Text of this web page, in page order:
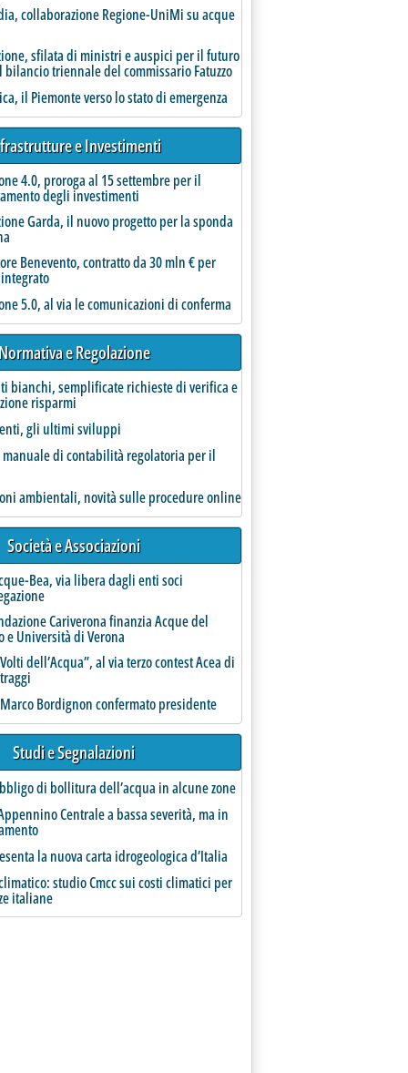
acqua ed energia con logica del melograno'
problema riguarda forse le reti urbane
all'Alaco'
di presidenza del Consiglio e Mse
collaborazione Regione-UniMi su acque
sfilata di ministri e auspici per il futuro
bilancio triennale del commissario Fatuzzo
il Piemonte verso lo stato di emergenza
e Investimenti
4.0, proroga al 15 settembre per il
degli investimenti
Garda, il nuovo progetto per la sponda
Benevento, contratto da 30 mln € per
5.0, al via le comunicazioni di conferma
Normativa e Regolazione
bianchi, semplificate richieste di verifica e
risparmi
gli ultimi sviluppi
di contabilità regolatoria per il
ambientali, novità sulle procedure online
Società e Associazioni
Bea, via libera dagli enti soci
Cariverona finanzia Acque del
e Università di Verona
dell’Acqua”, al via terzo contest Acea di
Bordignon confermato presidente
Studi e Segnalazioni
di bollitura dell’acqua in alcune zone
Centrale a bassa severità, ma in
la nuova carta idrogeologica d’Italia
studio Cmcc sui costi climatici per
italiane